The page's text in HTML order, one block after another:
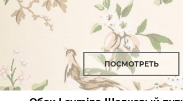
ПОСМОТРЕТЬ